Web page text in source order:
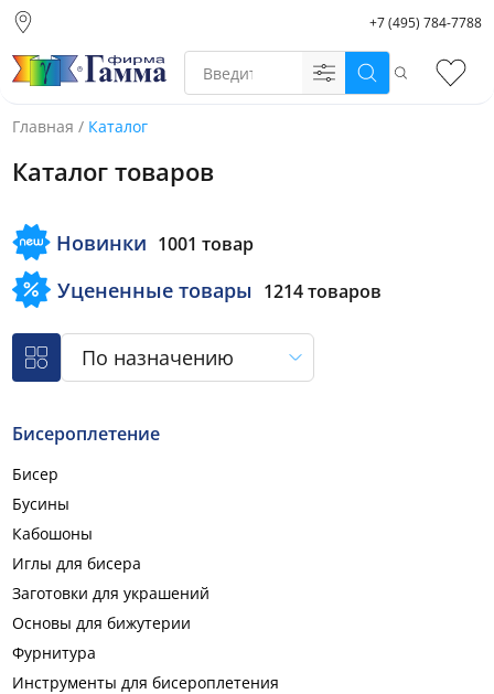
склад)
Санкт-Петербург
Екатеринбург
+7 (495) 784-7788
Поиск
Главная / Каталог
Каталог товаров
По назначению
Новинки 1001 товар
Уцененные товары 1214 товаров
Бисероплетение
Бисер
Бусины
Кабошоны
Иглы для бисера
Заготовки для украшений
Основы для бижутерии
Фурнитура
Инструменты для бисероплетения